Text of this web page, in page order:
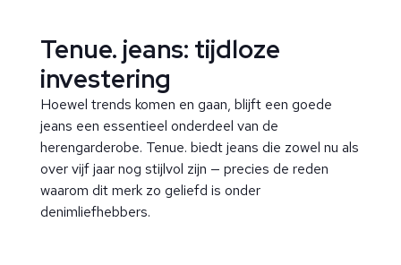
Tenue. jeans: tijdloze
investering
Hoewel trends komen en gaan, blijft een goede
jeans een essentieel onderdeel van de
herengarderobe. Tenue. biedt jeans die zowel nu als
over vijf jaar nog stijlvol zijn — precies de reden
waarom dit merk zo geliefd is onder
denimliefhebbers.